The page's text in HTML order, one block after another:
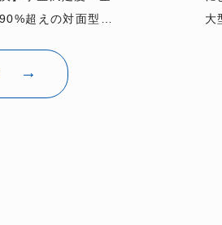
超えの対面型マ
6月27日(土)に新宿
ト開催を決定！
大
→